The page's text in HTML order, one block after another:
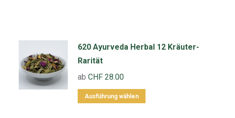
620 Ayurveda Herbal 12 Kräuter-
Rarität
abCHF 28.00
Ausführung wählen